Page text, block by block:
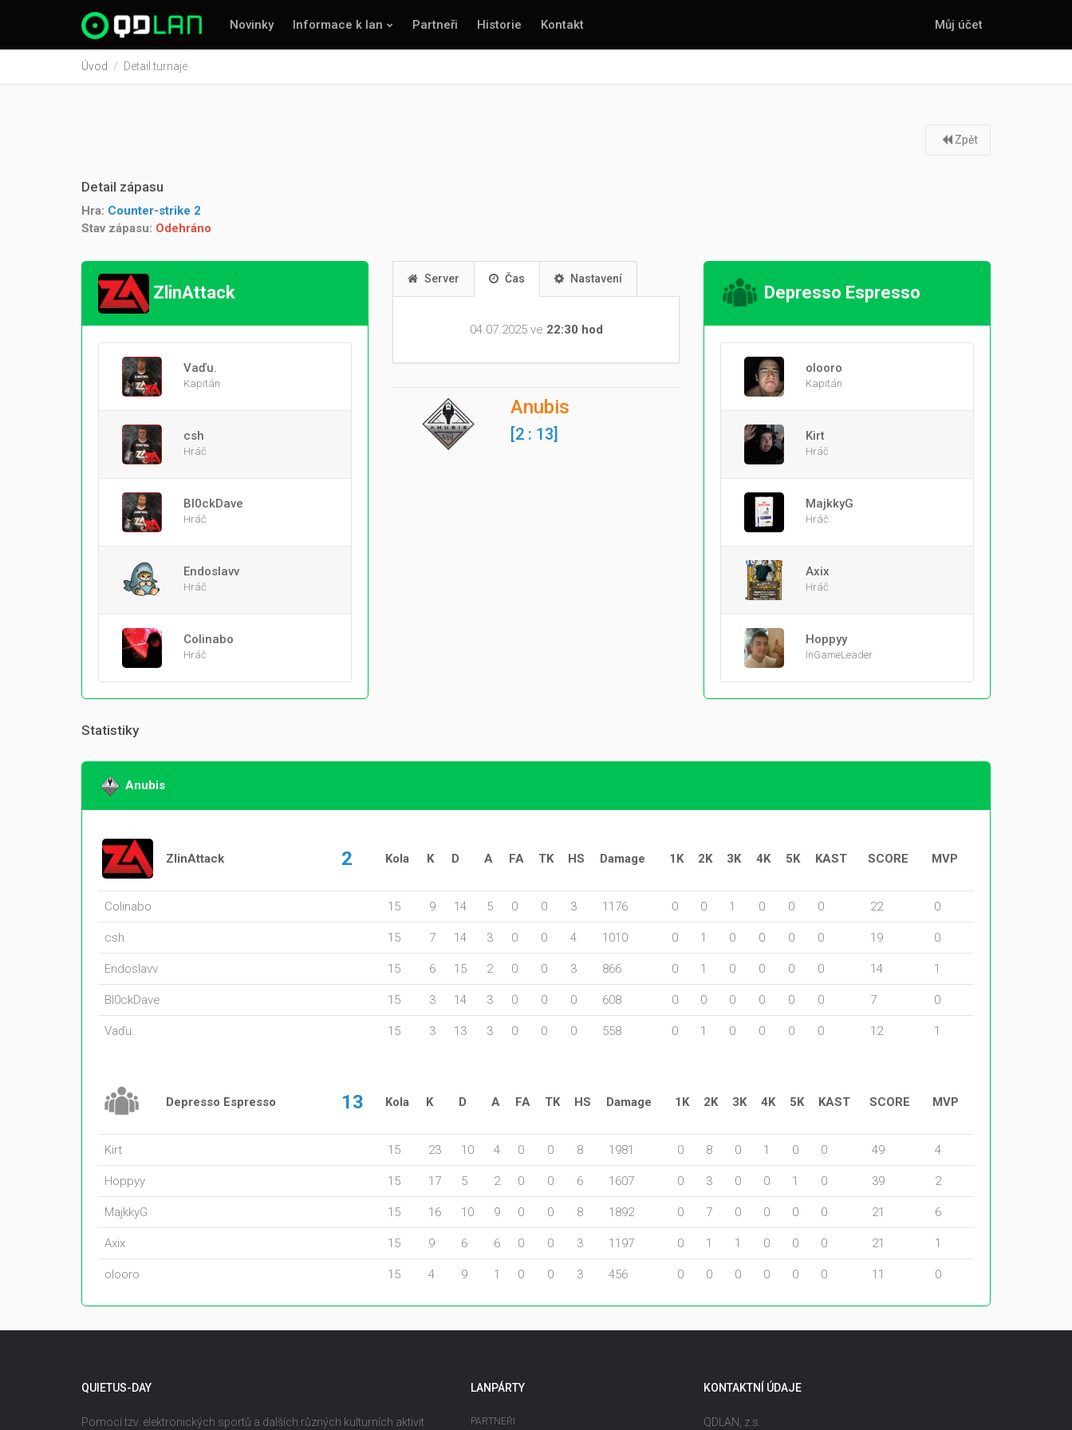
Novinky Informace k lan Partneři Historie Kontakt Můj účet
Úvod Detail turnaje
Zpět
Detail zápasu
Hra: Counter-strike 2
Stav zápasu: Odehráno
ZlinAttack
Vaďu.
Kapitán
csh
Hráč
Bl0ckDave
Hráč
Endoslavv
Hráč
Colinabo
Hráč
Server Čas Nastavení
04.07.2025 ve 22:30 hod
Anubis
[2 : 13]
Depresso Espresso
olooro
Kapitán
Kirt
Hráč
MajkkyG
Hráč
Axix
Hráč
Hoppyy
InGameLeader
Statistiky
Anubis
ZlinAttack 2 Kola K D A FA TK HS Damage 1K 2K 3K 4K 5K KAST SCORE MVP
Colinabo 15 9 14 5 0 0 3 1176 0 0 1 0 0 0 22 0
csh 15 7 14 3 0 0 4 1010 0 1 0 0 0 0 19 0
Endoslavv 15 6 15 2 0 0 3 866 0 1 0 0 0 0 14 1
Bl0ckDave 15 3 14 3 0 0 0 608 0 0 0 0 0 0 7 0
Vaďu. 15 3 13 3 0 0 0 558 0 1 0 0 0 0 12 1
Depresso Espresso 13 Kola K D A FA TK HS Damage 1K 2K 3K 4K 5K KAST SCORE MVP
Kirt 15 23 10 4 0 0 8 1981 0 8 0 1 0 0 49 4
Hoppyy 15 17 5 2 0 0 6 1607 0 3 0 0 1 0 39 2
MajkkyG 15 16 10 9 0 0 8 1892 0 7 0 0 0 0 21 6
Axix 15 9 6 6 0 0 3 1197 0 1 1 0 0 0 21 1
olooro 15 4 9 1 0 0 3 456 0 0 0 0 0 0 11 0
QUIETUS-DAY
Pomocí tzv. elektronických sportů a dalších různých kulturních aktivit
LANPÁRTY
PARTNEŘI
KONTAKTNÍ ÚDAJE
QDLAN, z.s.